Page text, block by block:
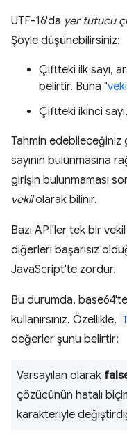
UTF-16'da yer tutucu
Şöyle düşünebilirsiniz:
Çiftteki ilk sayı,
belirtir. Buna "
Çiftteki ikinci
Tahmin edebileceğiniz
sayının bulunmasına
girişin bulunmaması
vekilolarak bilinir.
Bazı API'ler tek bir
diğerleri başarısız
JavaScript'te zordur.
Bu durumda,
kullanırsınız. Özellikle,
değerler şunu belirtir:
Varsayılan olarak
çözücünün hatalı
karakteriyle